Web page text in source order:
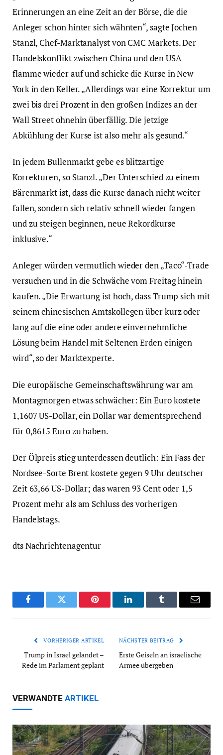
Erinnerungen an eine Zeit an der Börse, die die
Anleger schon hinter sich wähnten“, sagte Jochen
Stanzl, Chef-Marktanalyst von CMC Markets. Der
Handelskonflikt zwischen China und den USA
flamme wieder auf und schicke die Kurse in New
York in den Keller. „Allerdings war eine Korrektur um
zwei bis drei Prozent in den großen Indizes an der
Wall Street ohnehin überfällig. Die jetzige
Abkühlung der Kurse ist also mehr als gesund.“
In jedem Bullenmarkt gebe es blitzartige
Korrekturen, so Stanzl. „Der Unterschied zu einem
Bärenmarkt ist, dass die Kurse danach nicht weiter
fallen, sondern sich relativ schnell wieder fangen
und zu steigen beginnen, neue Rekordkurse
inklusive.“
Anleger würden vermutlich wieder den „Taco“-Trade
versuchen und in die Schwäche vom Freitag hinein
kaufen. „Die Erwartung ist hoch, dass Trump sich mit
seinem chinesischen Amtskollegen über kurz oder
lang auf die eine oder andere einvernehmliche
Lösung beim Handel mit Seltenen Erden einigen
wird“, so der Marktexperte.
Die europäische Gemeinschaftswährung war am
Montagmorgen etwas schwächer: Ein Euro kostete
1,1607 US-Dollar, ein Dollar war dementsprechend
für 0,8615 Euro zu haben.
Der Ölpreis stieg unterdessen deutlich: Ein Fass der
Nordsee-Sorte Brent kostete gegen 9 Uhr deutscher
Zeit 63,66 US-Dollar; das waren 93 Cent oder 1,5
Prozent mehr als am Schluss des vorherigen
Handelstags.
dts Nachrichtenagentur
FacebookTwitter Pinterest LinkedInTumblr Email
VORHERIGER ARTIKEL
Trump in Israel gelandet –
Rede im Parlament geplant
NÄCHSTER BEITRAG
Erste Geiseln an israelische
Armee übergeben
VERWANDTE ARTIKEL